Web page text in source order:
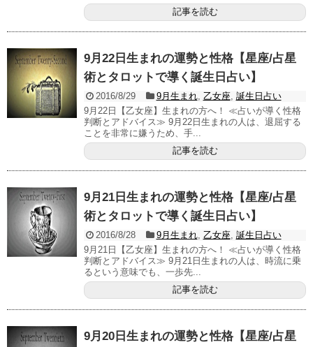
記事を読む
9月22日生まれの運勢と性格【星座/占星
術とタロットで導く誕生日占い】
2016/8/29 9月生まれ, 乙女座, 誕生日占い
9月22日【乙女座】生まれの方へ！ ≪占いが導く性格
判断とアドバイス≫ 9月22日生まれの人は、退屈する
ことを非常に嫌うため、手...
記事を読む
9月21日生まれの運勢と性格【星座/占星
術とタロットで導く誕生日占い】
2016/8/28 9月生まれ, 乙女座, 誕生日占い
9月21日【乙女座】生まれの方へ！ ≪占いが導く性格
判断とアドバイス≫ 9月21日生まれの人は、時流に乗
るという意味でも、一歩先...
記事を読む
9月20日生まれの運勢と性格【星座/占星